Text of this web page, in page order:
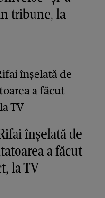
tribune, la
înșelată de
a făcut
la TV